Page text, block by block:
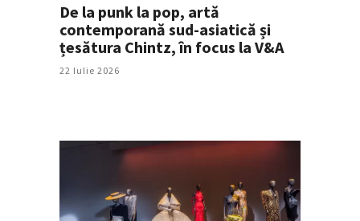
De la punk la pop, artă
contemporană sud-asiatică și
țesătura Chintz, în focus la V&A
22 Iulie 2026